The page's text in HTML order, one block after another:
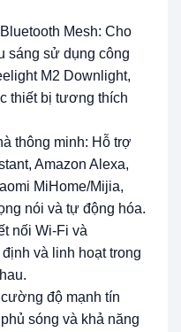
Mesh: Cho
sáng sử dụng công
M2 Downlight,
thiết bị tương thích
thông minh: Hỗ trợ
Amazon Alexa,
MiHome/Mijia,
nói và tự động hóa.
nối Wi-Fi và
và linh hoạt trong
độ mạnh tín
sóng và khả năng